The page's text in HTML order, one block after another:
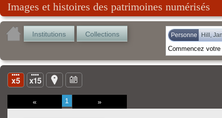
Images et histoires des patrimoines numérisés
Institutions Collections Personne Hill,
« 1 »